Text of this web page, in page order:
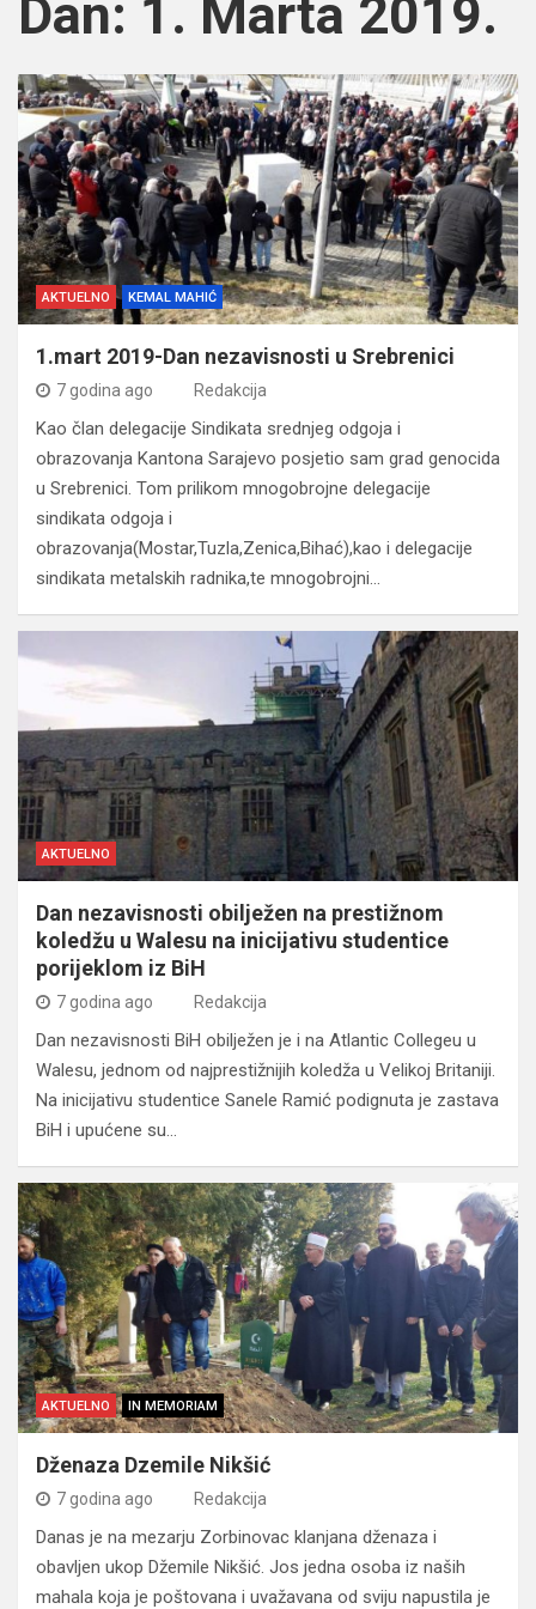
Dan: 1. Marta 2019.
AKTUELNO KEMAL MAHIĆ
1.mart 2019-Dan nezavisnosti u Srebrenici
7 godina ago Redakcija
Kao član delegacije Sindikata srednjeg odgoja i
obrazovanja Kantona Sarajevo posjetio sam grad genocida
u Srebrenici. Tom prilikom mnogobrojne delegacije
sindikata odgoja i
obrazovanja(Mostar,Tuzla,Zenica,Bihać),kao i delegacije
sindikata metalskih radnika,te mnogobrojni…
AKTUELNO
Dan nezavisnosti obilježen na prestižnom
koledžu u Walesu na inicijativu studentice
porijeklom iz BiH
7 godina ago Redakcija
Dan nezavisnosti BiH obilježen je i na Atlantic Collegeu u
Walesu, jednom od najprestižnijih koledža u Velikoj Britaniji.
Na inicijativu studentice Sanele Ramić podignuta je zastava
BiH i upućene su…
AKTUELNO IN MEMORIAM
Dženaza Dzemile Nikšić
7 godina ago Redakcija
Danas je na mezarju Zorbinovac klanjana dženaza i
obavljen ukop Džemile Nikšić. Jos jedna osoba iz naših
mahala koja je poštovana i uvažavana od sviju napustila je